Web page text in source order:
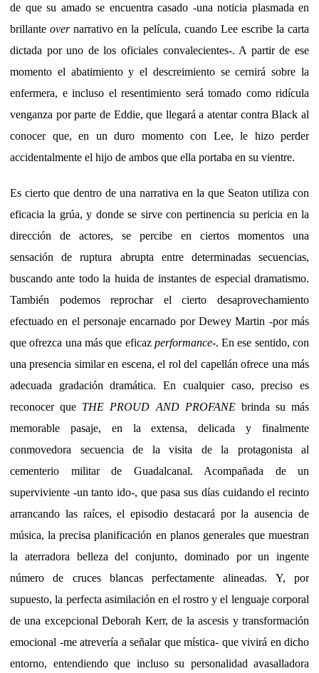
de que su amado se encuentra casado -una noticia plasmada en
brillanteovernarrativo en la película, cuando Lee escribe la carta
dictada por uno de los oficiales convalecientes-. A partir de ese
momento el abatimiento y el descreimiento se cernirá sobre la
enfermera, e incluso el resentimiento será tomado como ridícula
venganza por parte de Eddie, que llegará a atentar contra Black al
conocer que, en un duro momento con Lee, le hizo perder
accidentalmente el hijo de ambos que ella portaba en su vientre.
Es cierto que dentro de una narrativa en la que Seaton utiliza con
eficacia la grúa, y donde se sirve con pertinencia su pericia en la
dirección de actores, se percibe en ciertos momentos una
sensación de ruptura abrupta entre determinadas secuencias,
buscando ante todo la huida de instantes de especial dramatismo.
También podemos reprochar el cierto desaprovechamiento
efectuado en el personaje encarnado por Dewey Martin -por más
que ofrezca una más que eficaz performance-. En ese sentido, con
una presencia similar en escena, el rol del capellán ofrece una más
adecuada gradación dramática. En cualquier caso, preciso es
reconocer que THE PROUD AND PROFANEbrinda su más
memorable pasaje, en la extensa, delicada y finalmente
conmovedora secuencia de la visita de la protagonista al
cementerio militar de Guadalcanal. Acompañada de un
superviviente -un tanto ido-, que pasa sus días cuidando el recinto
arrancando las raíces, el episodio destacará por la ausencia de
música, la precisa planificación en planos generales que muestran
la aterradora belleza del conjunto, dominado por un ingente
número de cruces blancas perfectamente alineadas. Y, por
supuesto, la perfecta asimilación en el rostro y el lenguaje corporal
de una excepcional Deborah Kerr, de la ascesis y transformación
emocional -me atrevería a señalar que mística- que vivirá en dicho
entorno, entendiendo que incluso su personalidad avasalladora